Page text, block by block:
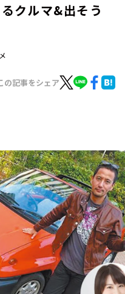
クルマ&出そう
の記事をシェア